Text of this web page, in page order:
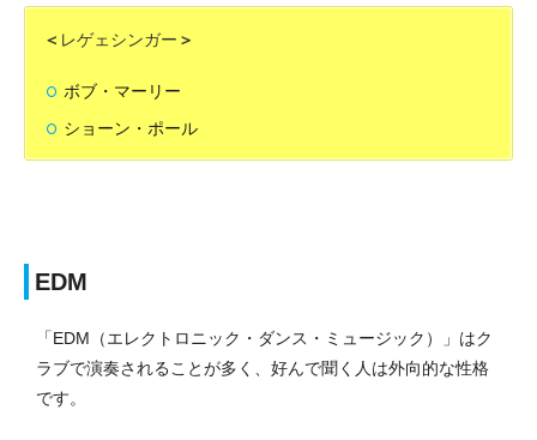
＜ レゲェシンガー ＞
ボブ・マーリー
ショーン・ポール
EDM
「EDM（エレクトロニック・ダンス・ミュージック）」はク
ラブで演奏されることが多く、好んで聞く人は外向的な性格
です。